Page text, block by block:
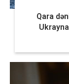
Qara